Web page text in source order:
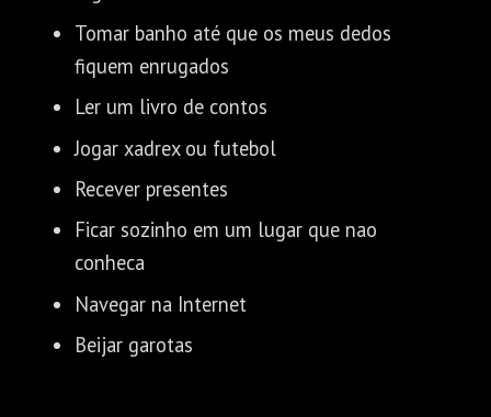
Tomar banho até que os meus dedos
fiquem enrugados
Ler um livro de contos
Jogar xadrex ou futebol
Recever presentes
Ficar sozinho em um lugar que nao
conheca
Navegar na Internet
Beijar garotas